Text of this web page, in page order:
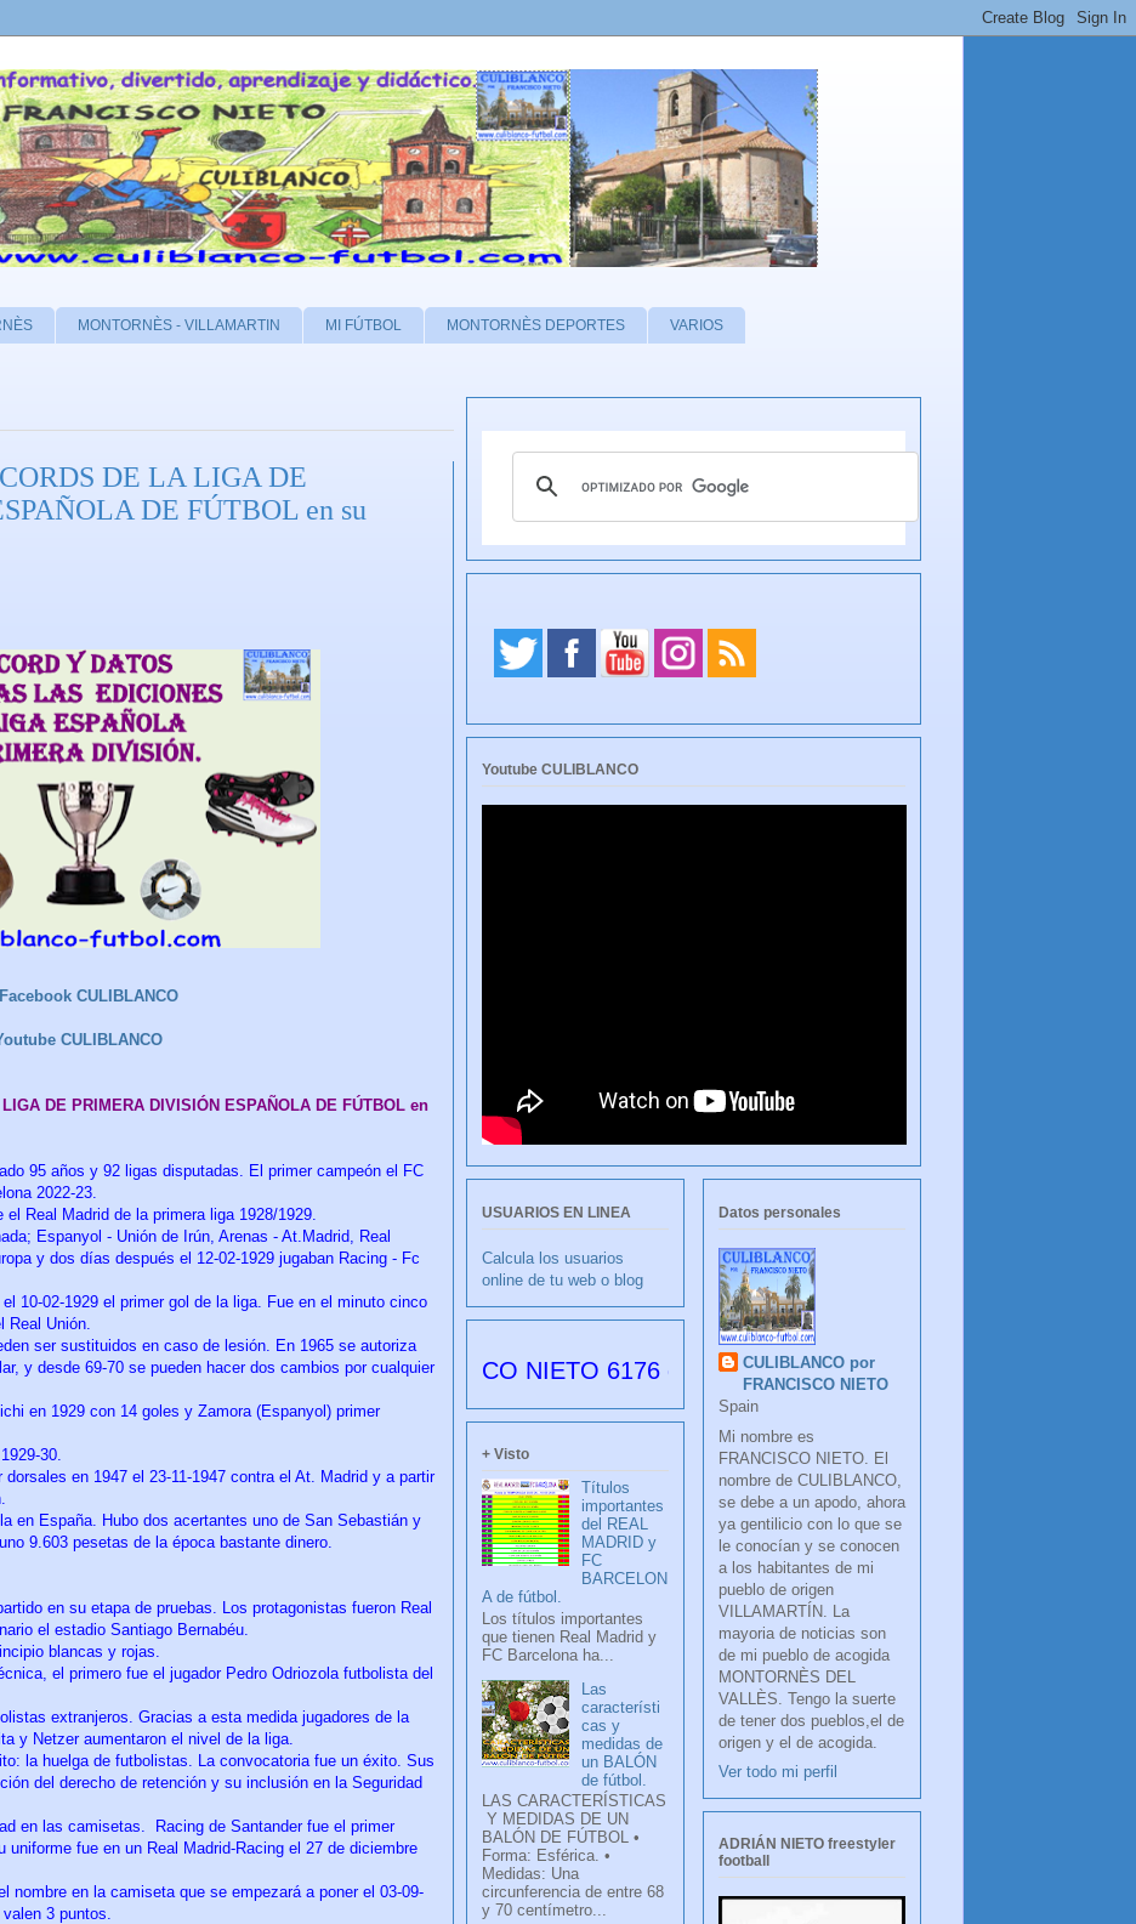
MONTORNÈS - VILLAMARTIN MI FÚTBOL MONTORNÈS DEPORTES VARIOS
DE LA LIGA DE
DE FÚTBOL en su
Facebook CULIBLANCO
CULIBLANCO
DE PRIMERA DIVISIÓN ESPAÑOLA DE FÚTBOL en
95 años y 92 ligas disputadas. El primer campeón el FC
2022-23.
Real Madrid de la primera liga 1928/1929.
Espanyol - Unión de Irún, Arenas - At.Madrid, Real
y dos días después el 12-02-1929 jugaban Racing - Fc
10-02-1929 el primer gol de la liga. Fue en el minuto cinco
Real Unión.
ser sustituidos en caso de lesión. En 1965 se autoriza
y desde 69-70 se pueden hacer dos cambios por cualquier
en 1929 con 14 goles y Zamora (Espanyol) primer
30.
en 1947 el 23-11-1947 contra el At. Madrid y a partir
en España. Hubo dos acertantes uno de San Sebastián y
9.603 pesetas de la época bastante dinero.
en su etapa de pruebas. Los protagonistas fueron Real
el estadio Santiago Bernabéu.
blancas y rojas.
el primero fue el jugador Pedro Odriozola futbolista del
extranjeros. Gracias a esta medida jugadores de la
y Netzer aumentaron el nivel de la liga.
la huelga de futbolistas. La convocatoria fue un éxito. Sus
del derecho de retención y su inclusión en la Seguridad
en las camisetas. Racing de Santander fue el primer
uniforme fue en un Real Madrid-Racing el 27 de diciembre
nombre en la camiseta que se empezará a poner el 03-09-
3 puntos.
Youtube CULIBLANCO
USUARIOS EN LINEA
Calcula los usuarios
online de tu web o blog
CULIBLANCO por FRANCISCO NIETO 6176 días desde su creación
+ Visto
Títulos
importantes
del REAL
MADRID y
FC
BARCELON
A de fútbol.
Los títulos importantes
que tienen Real Madrid y
FC Barcelona ha...
Las
característi
cas y
medidas de
un BALÓN
de fútbol.
LAS CARACTERÍSTICAS
Y MEDIDAS DE UN
BALÓN DE FÚTBOL •
Forma: Esférica. •
Medidas: Una
circunferencia de entre 68
y 70 centímetro...
Datos personales
CULIBLANCO por
FRANCISCO NIETO
Spain
Mi nombre es
FRANCISCO NIETO. El
nombre de CULIBLANCO,
se debe a un apodo, ahora
ya gentilicio con lo que se
le conocían y se conocen
a los habitantes de mi
pueblo de origen
VILLAMARTÍN. La
mayoria de noticias son
de mi pueblo de acogida
MONTORNÈS DEL
VALLÈS. Tengo la suerte
de tener dos pueblos,el de
origen y el de acogida.
Ver todo mi perfil
ADRIÁN NIETO freestyler
football